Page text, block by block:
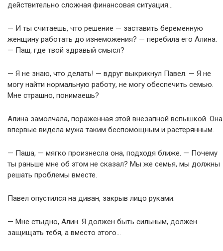
действительно сложная финансовая ситуация…
— И ты считаешь, что решение — заставить беременную
женщину работать до изнеможения? — перебила его Алина.
— Паш, где твой здравый смысл?
— Я не знаю, что делать! — вдруг выкрикнул Павел. — Я не
могу найти нормальную работу, не могу обеспечить семью.
Мне страшно, понимаешь?
Алина замолчала, пораженная этой внезапной вспышкой. Она
впервые видела мужа таким беспомощным и растерянным.
— Паша, — мягко произнесла она, подходя ближе. — Почему
ты раньше мне об этом не сказал? Мы же семья, мы должны
решать проблемы вместе.
Павел опустился на диван, закрыв лицо руками:
— Мне стыдно, Алин. Я должен быть сильным, должен
защищать тебя, а вместо этого…